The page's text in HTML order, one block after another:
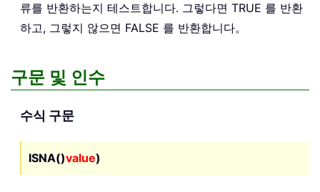
류를 반환하는지 테스트합니다. 그렇다면 TRUE 를 반환
하고, 그렇지 않으면 FALSE 를 반환합니다。
구문 및 인수
수식 구문
ISNA()value)